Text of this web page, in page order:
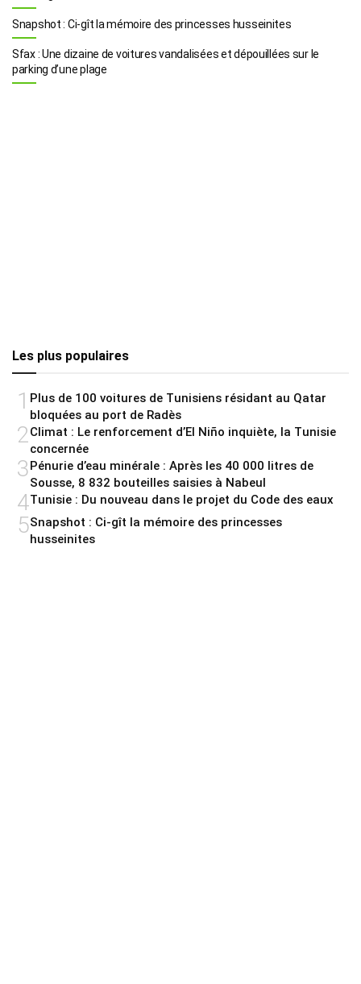
Snapshot : Ci-gît la mémoire des princesses husseinites
Sfax : Une dizaine de voitures vandalisées et dépouillées sur le
parking d’une plage
Les plus populaires
1 Plus de 100 voitures de Tunisiens résidant au Qatar
bloquées au port de Radès
2Climat : Le renforcement d’El Niño inquiète, la Tunisie
concernée
3Pénurie d’eau minérale : Après les 40 000 litres de
Sousse, 8 832 bouteilles saisies à Nabeul
4Tunisie : Du nouveau dans le projet du Code des eaux
5Snapshot : Ci-gît la mémoire des princesses
husseinites